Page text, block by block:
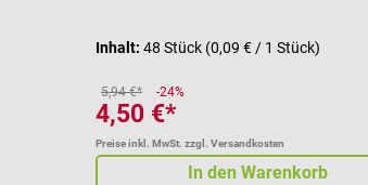
Inhalt: 48 Stück (0,09 € / 1 Stück)
5,94 €* -24%
4,50 €*
Preise inkl. MwSt. zzgl. Versandkosten
In den Warenkorb